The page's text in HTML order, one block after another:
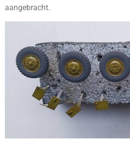
aangebracht.